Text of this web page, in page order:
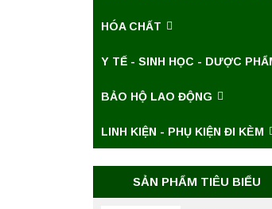
HÓA CHẤT
Y TẾ - SINH HỌC - DƯỢC
BẢO HỘ LAO ĐỘNG
LINH KIỆN - PHỤ KIỆN ĐI KÈM
SẢN PHẨM TIÊU BIỂU